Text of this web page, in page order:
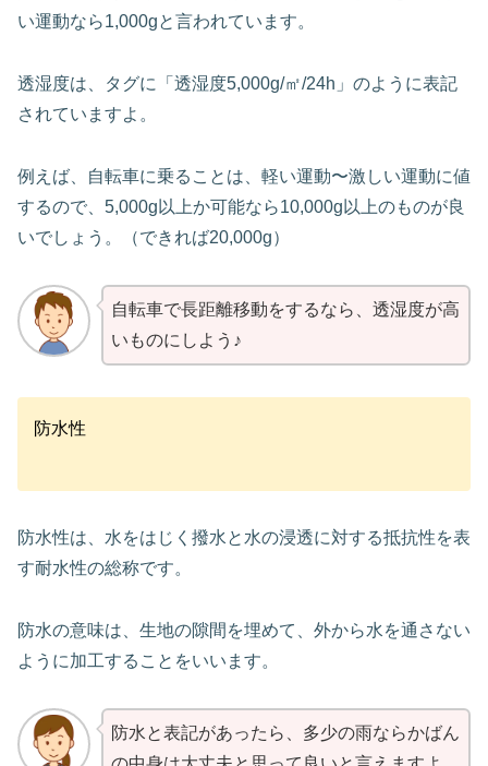
い運動なら1,000gと言われています。
透湿度は、タグに「透湿度5,000g/㎡/24h」のように表記
されていますよ。
例えば、自転車に乗ることは、軽い運動〜激しい運動に値
するので、5,000g以上か可能なら10,000g以上のものが良
いでしょう。（できれば20,000g）
自転車で長距離移動をするなら、透湿度が高
いものにしよう♪
防水性
防水性は、水をはじく撥水と水の浸透に対する抵抗性を表
す耐水性の総称です。
防水の意味は、生地の隙間を埋めて、外から水を通さない
ように加工することをいいます。
防水と表記があったら、多少の雨ならかばん